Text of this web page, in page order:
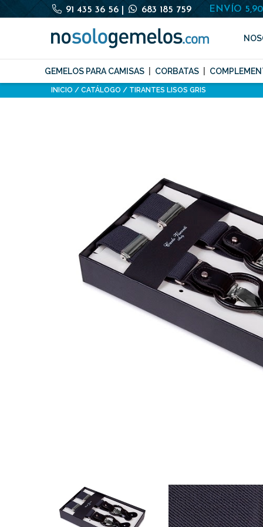
91 435 36 56 683 185 759 ENVÍO
GEMELOS PARA CAMISAS CORBATAS
INICIO CATÁLOGO TIRANTES LISOS GRIS